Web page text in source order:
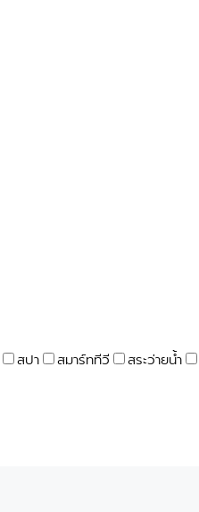
สปา สมาร์ททีวี สระว่ายน้ำ